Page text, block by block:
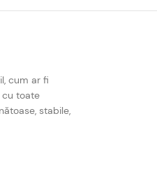
cum ar fi
cu toate
stabile,